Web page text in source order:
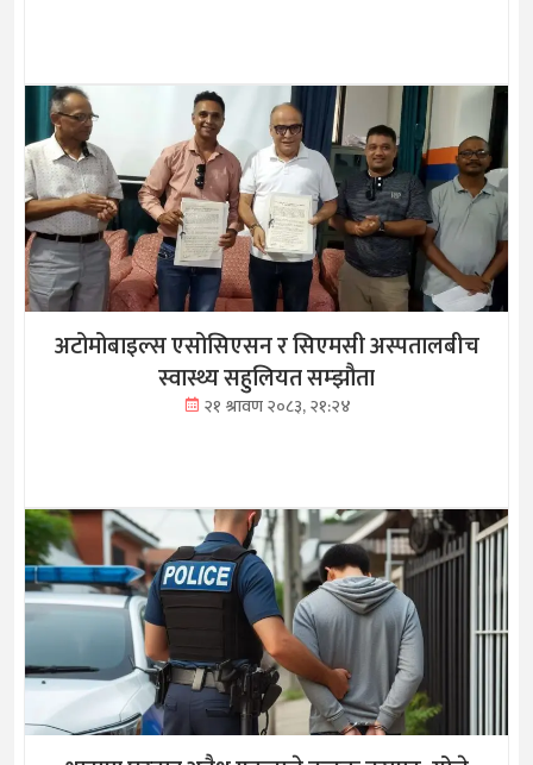
अटोमोबाइल्स एसोसिएसन र सिएमसी अस्पतालबीच
स्वास्थ्य सहुलियत सम्झौता
२१ श्रावण २०८३, २१:२४